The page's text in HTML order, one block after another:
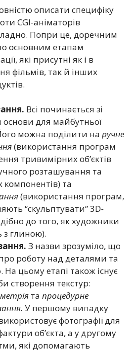
описати специфіку
CGI-аніматорів
Попри це, доречним
основним етапам
які присутні як і в
фільмів, так й інших
Всі починається зі
основи для майбутньої
можна поділити на ручне
(використання програм
тривимірних об’єктів
розташування та
компонентів) та
(використання програм,
“скульптувати” 3D-
до того, як художники
глиною).
З назви зрозуміло, що
роботу над деталями та
На цьому етапі також існує
створення текстур:
та процедурне
У першому випадку
фотографії для
об’єкта, а у другому
які допомагають